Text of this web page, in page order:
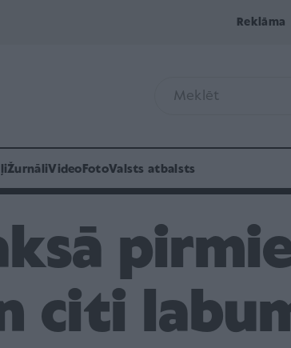
Reklāma
ŽurnāliVideo FotoValsts atbalsts
citi